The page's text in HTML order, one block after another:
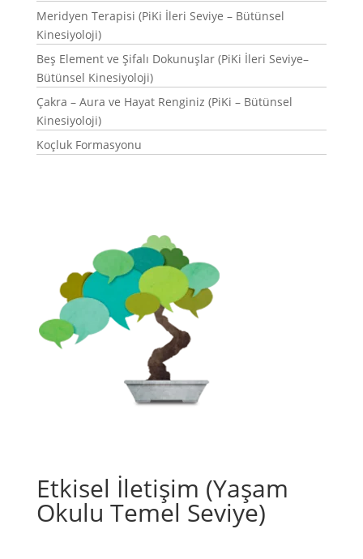
Meridyen Terapisi (PiKi İleri Seviye – Bütünsel
Kinesiyoloji)
Beş Element ve Şifalı Dokunuşlar (PiKi İleri Seviye–
Bütünsel Kinesiyoloji)
Çakra – Aura ve Hayat Renginiz (PiKi – Bütünsel
Kinesiyoloji)
Koçluk Formasyonu
Etkisel İletişim (Yaşam
Okulu Temel Seviye)